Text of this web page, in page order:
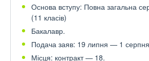
Основа вступу: Повна загальна
(11 класів)
Бакалавр.
Подача заяв: 19 липня — 1
Місця: контракт — 18.